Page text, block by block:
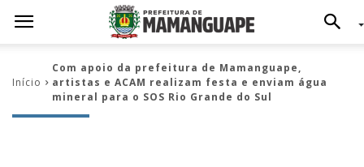
Início
Com apoio da prefeitura de Mamanguape,
artistas e ACAM realizam festa e enviam água
mineral para o SOS Rio Grande do Sul